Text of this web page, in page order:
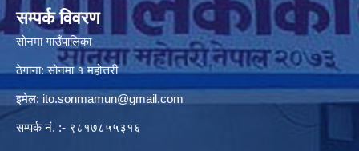
सम्पर्क विवरण
सोनमा गाउँपालिका
ठेगाना: सोनमा १ महोत्तरी
इमेल: ito.sonmamun@gmail.com
सम्पर्क नं. :- ९८१७८५५३१६